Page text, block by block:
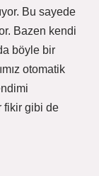
Bu sayede
Bazen kendi
böyle bir
otomatik
fikir gibi de